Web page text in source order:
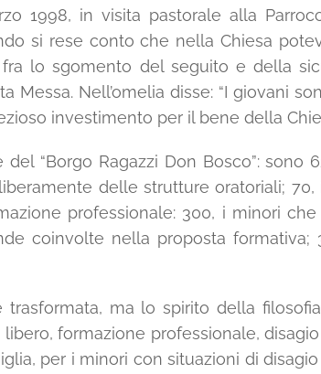
1998, in visita pastorale alla
si rese conto che nella Chiesa
lo sgomento del seguito e della
Nell’omelia disse: “I giovani
investimento per il bene della
“Borgo Ragazzi Don Bosco”:
delle strutture oratoriali;
professionale: 300, i minori
coinvolte nella proposta
ma lo spirito della
formazione professionale,
per i minori con situazioni di